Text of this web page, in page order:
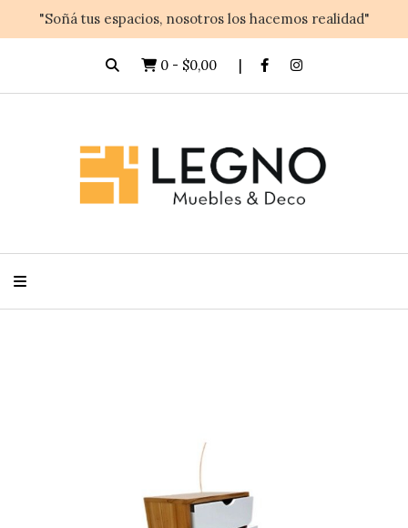
"Soñá tus espacios, nosotros los hacemos realidad"
0 - $0,00